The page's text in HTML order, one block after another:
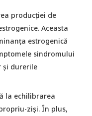
producției de
Aceasta
estrogenică
sindromului
și durerile
la echilibrarea
ziși. În plus,